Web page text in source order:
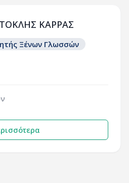
ΚΑΡΡΑΣ
Ξένων Γλωσσών